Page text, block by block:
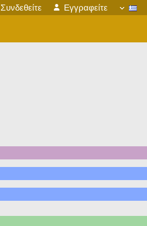
Συνδεθείτε Εγγραφείτε